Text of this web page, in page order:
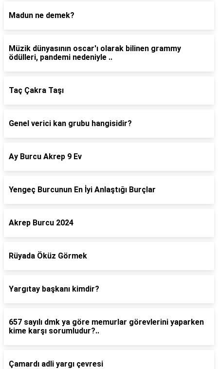
Madun ne demek?
Müzik dünyasının oscar'ı olarak bilinen grammy
ödülleri, pandemi nedeniyle ..
Taç Çakra Taşı
Genel verici kan grubu hangisidir?
Ay Burcu Akrep 9 Ev
Yengeç Burcunun En İyi Anlaştığı Burçlar
Akrep Burcu 2024
Rüyada Öküz Görmek
Yargıtay başkanı kimdir?
657 sayılı dmk ya göre memurlar görevlerini yaparken
kime karşı sorumludur?..
Çamardı adli yargı çevresi